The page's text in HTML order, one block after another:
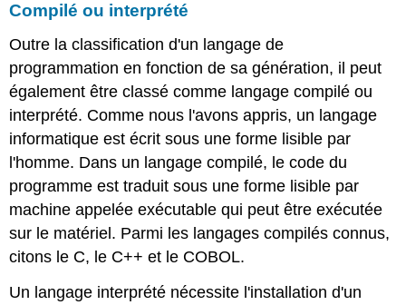
Compilé ou interprété
Outre la classification d'un langage de
programmation en fonction de sa génération, il peut
également être classé comme langage compilé ou
interprété. Comme nous l'avons appris, un langage
informatique est écrit sous une forme lisible par
l'homme. Dans un langage compilé, le code du
programme est traduit sous une forme lisible par
machine appelée exécutable qui peut être exécutée
sur le matériel. Parmi les langages compilés connus,
citons le C, le C++ et le COBOL.
Un langage interprété nécessite l'installation d'un